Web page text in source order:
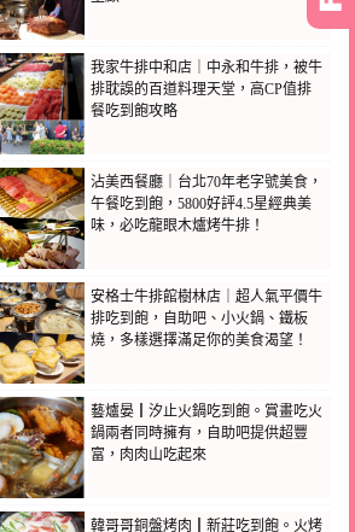
我家牛排中和店｜中永和牛排，被牛
排耽誤的百道料理天堂，高CP值排
餐吃到飽攻略
沾美西餐廳｜台北70年老字號美食，
午餐吃到飽，5800好評4.5星經典美
味，必吃龍眼木爐烤牛排！
安格士牛排館樹林店｜超人氣平價牛
排吃到飽，自助吧、小火鍋、鐵板
燒，多樣選擇滿足你的美食渴望！
藝爐晏┃汐止火鍋吃到飽。賞畫吃火
鍋兩者同時擁有，自助吧提供超豐
富，肉肉山吃起來
韓哥哥銅盤烤肉┃新莊吃到飽。火烤